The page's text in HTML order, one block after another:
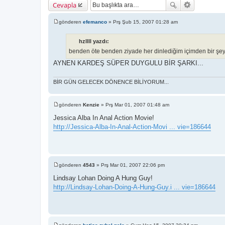
Cevapla
M
gönderen efemanco » Prş Şub 15, 2007 01:28 am
hzllll yazdı:
benden öte benden ziyade her dinlediğim içimden bir
AYNEN KARDEŞ SÜPER DUYGULU BİR ŞARKI...
BİR GÜN GELECEK DÖNENCE BİLİYORUM...
M
s
a
gönderen Kenzie » Prş Mar 01, 2007 01:48 am
Jessica Alba In Anal Action Movie!
http://Jessica-Alba-In-Anal-Action-Movi ... vie=186644
M
s
a
gönderen 4543 » Prş Mar 01, 2007 22:06 pm
Lindsay Lohan Doing A Hung Guy!
http://Lindsay-Lohan-Doing-A-Hung-Guy.i ... vie=186644